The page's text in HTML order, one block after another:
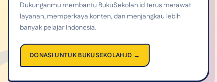
Dukunganmu membantu BukuSekolah.id terus merawat
layanan, memperkaya konten, dan menjangkau lebih
banyak pelajar Indonesia.
DONASI UNTUK BUKUSEKOLAH.ID →